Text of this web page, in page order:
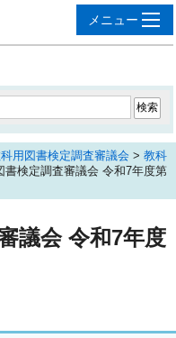
用図書検定調査審議会 > 教科
書検定調査審議会 令和7年度第
議会 令和7年度